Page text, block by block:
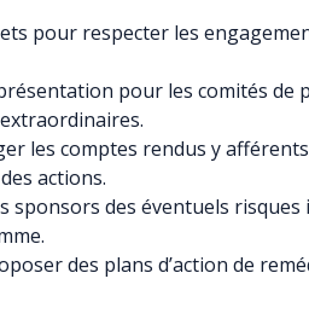
pour respecter les
pour les comités de
les comptes rendus y
actions.
sponsors des éventuels risques
des plans d’action de